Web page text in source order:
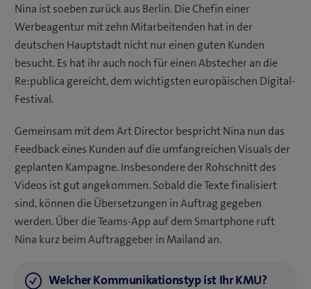
Nina ist soeben zurück aus Berlin. Die Chefin einer
Werbeagentur mit zehn Mitarbeitenden hat in der
deutschen Hauptstadt nicht nur einen guten Kunden
besucht. Es hat ihr auch noch für einen Abstecher an die
Re:publica gereicht, dem wichtigsten europäischen Digital-
Festival.
Gemeinsam mit dem Art Director bespricht Nina nun das
Feedback eines Kunden auf die umfangreichen Visuals der
geplanten Kampagne. Insbesondere der Rohschnitt des
Videos ist gut angekommen. Sobald die Texte finalisiert
sind, können die Übersetzungen in Auftrag gegeben
werden. Über die Teams-App auf dem Smartphone ruft
Nina kurz beim Auftraggeber in Mailand an.
Welcher Kommunikationstyp ist Ihr KMU?